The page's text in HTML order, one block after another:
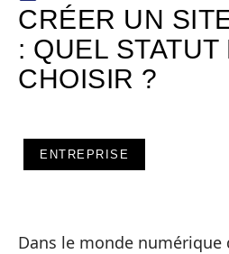
CRÉER UN
: QUEL STATUT
CHOISIR ?
ENTREPRISE
Dans le monde numérique